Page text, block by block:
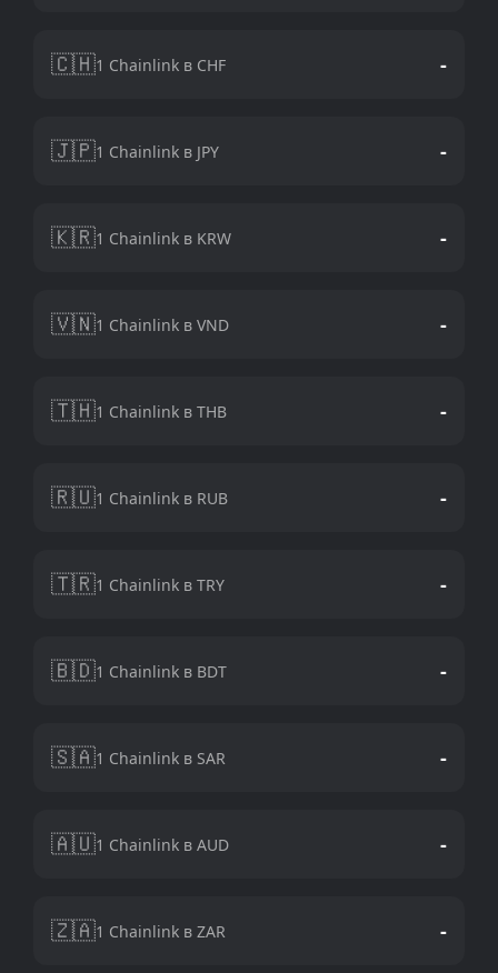
🇨🇭1 Chainlink в CHF -
🇯🇵1 Chainlink в JPY -
🇰🇷1 Chainlink в KRW -
🇻🇳1 Chainlink в VND -
🇹🇭1 Chainlink в THB -
🇷🇺1 Chainlink в RUB -
🇹🇷1 Chainlink в TRY -
🇧🇩1 Chainlink в BDT -
🇸🇦1 Chainlink в SAR -
🇦🇺1 Chainlink в AUD -
🇿🇦1 Chainlink в ZAR -